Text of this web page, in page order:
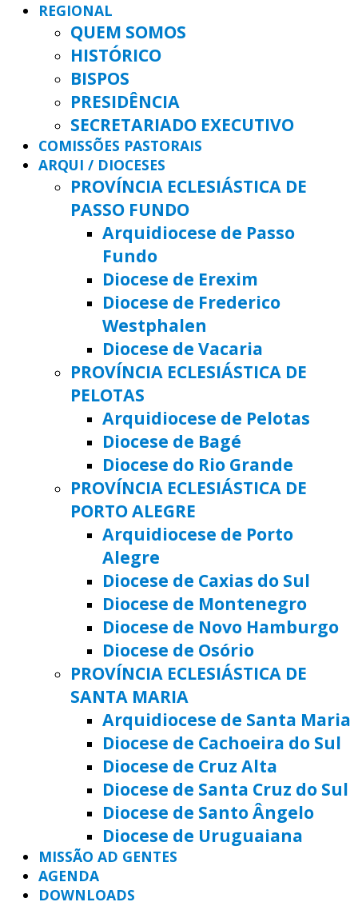
REGIONAL
QUEM SOMOS
HISTÓRICO
BISPOS
PRESIDÊNCIA
SECRETARIADO EXECUTIVO
COMISSÕES PASTORAIS
ARQUI / DIOCESES
PROVÍNCIA ECLESIÁSTICA DE
PASSO FUNDO
Arquidiocese de Passo
Fundo
Diocese de Erexim
Diocese de Frederico
Westphalen
Diocese de Vacaria
PROVÍNCIA ECLESIÁSTICA DE
PELOTAS
Arquidiocese de Pelotas
Diocese de Bagé
Diocese do Rio Grande
PROVÍNCIA ECLESIÁSTICA DE
PORTO ALEGRE
Arquidiocese de Porto
Alegre
Diocese de Caxias do Sul
Diocese de Montenegro
Diocese de Novo Hamburgo
Diocese de Osório
PROVÍNCIA ECLESIÁSTICA DE
SANTA MARIA
Arquidiocese de Santa Maria
Diocese de Cachoeira do Sul
Diocese de Cruz Alta
Diocese de Santa Cruz do Sul
Diocese de Santo Ângelo
Diocese de Uruguaiana
MISSÃO AD GENTES
AGENDA
DOWNLOADS